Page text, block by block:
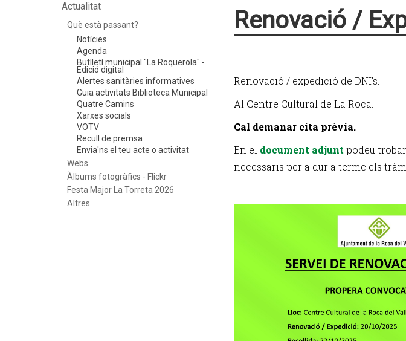
Actualitat
Què està passant?
Notícies
Agenda
Butlletí municipal "La Roquerola" -
Edició digital
Alertes sanitàries informatives
Guia activitats Biblioteca Municipal
Quatre Camins
Xarxes socials
VOTV
Recull de premsa
Envia'ns el teu acte o activitat
Webs
Àlbums fotogràfics - Flickr
Festa Major La Torreta 2026
Altres
Renovació /
Renovació / expedició de DNI's.
Al Centre Cultural de La Roca.
Cal demanar cita prèvia.
En el document adjunt podeu
necessaris per a dur a terme els